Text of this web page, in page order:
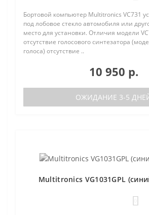
Бортовой компьютер Multitronics VC731
под лобовое стекло автомобиля или
место для установки. Отличия модели
отсутствие голосового синтезатора
голоса) отсутствие ..
10 950 р.
ОЖИДАНИЕ 3-5
Multitronics VG1031GPL